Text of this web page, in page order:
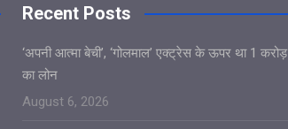
Recent Posts
‘अपनी आत्मा बेची’, ‘गोलमाल’ एक्ट्रेस के ऊपर था 1 करोड़
का लोन
August 6, 2026